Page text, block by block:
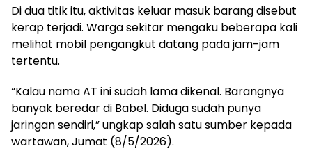
Di dua titik itu, aktivitas keluar masuk barang disebut
kerap terjadi. Warga sekitar mengaku beberapa kali
melihat mobil pengangkut datang pada jam-jam
tertentu.
“Kalau nama AT ini sudah lama dikenal. Barangnya
banyak beredar di Babel. Diduga sudah punya
jaringan sendiri,” ungkap salah satu sumber kepada
wartawan, Jumat (8/5/2026).